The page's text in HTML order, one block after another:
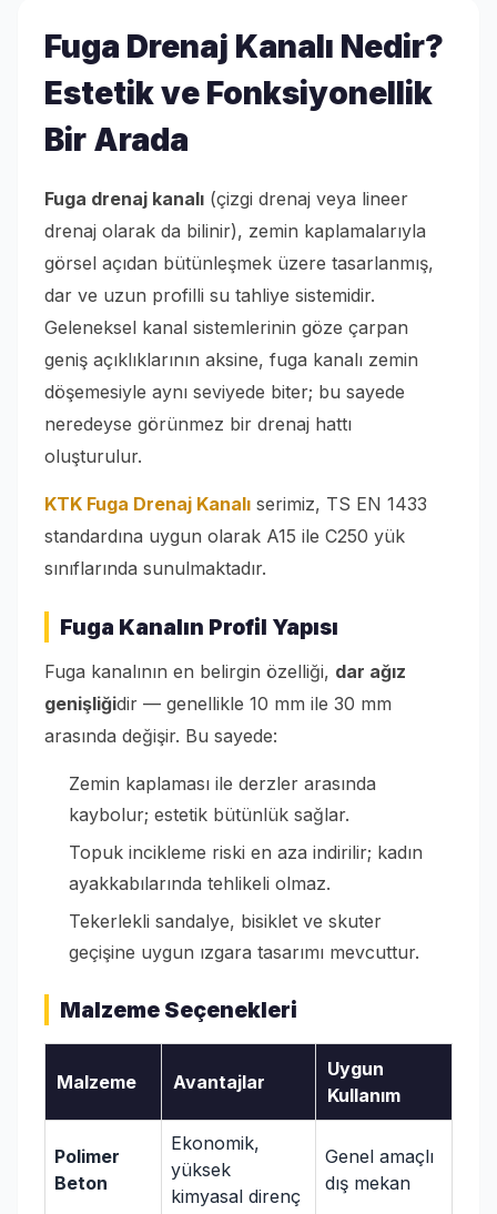
Fuga Drenaj Kanalı Nedir?
Estetik ve Fonksiyonellik
Bir Arada
Fuga drenaj kanalı (çizgi drenaj veya lineer
drenaj olarak da bilinir), zemin kaplamalarıyla
görsel açıdan bütünleşmek üzere tasarlanmış,
dar ve uzun profilli su tahliye sistemidir.
Geleneksel kanal sistemlerinin göze çarpan
geniş açıklıklarının aksine, fuga kanalı zemin
döşemesiyle aynı seviyede biter; bu sayede
neredeyse görünmez bir drenaj hattı
oluşturulur.
KTK Fuga Drenaj Kanalı serimiz, TS EN 1433
standardına uygun olarak A15 ile C250 yük
sınıflarında sunulmaktadır.
Fuga Kanalın Profil Yapısı
Fuga kanalının en belirgin özelliği, dar ağız
genişliğidir — genellikle 10 mm ile 30 mm
arasında değişir. Bu sayede:
Zemin kaplaması ile derzler arasında
kaybolur; estetik bütünlük sağlar.
Topuk incikleme riski en aza indirilir; kadın
ayakkabılarında tehlikeli olmaz.
Tekerlekli sandalye, bisiklet ve skuter
geçişine uygun ızgara tasarımı mevcuttur.
Malzeme Seçenekleri
Malzeme Avantajlar
Uygun
Kullanım
Polimer
Beton
Ekonomik,
yüksek
kimyasal direnç
Genel amaçlı
dış mekan